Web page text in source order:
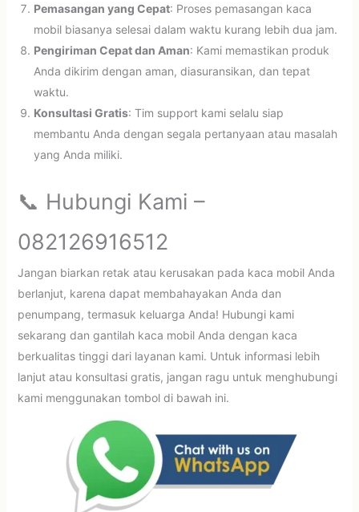
Pemasangan yang Cepat: Proses pemasangan kaca
mobil biasanya selesai dalam waktu kurang lebih dua jam.
Pengiriman Cepat dan Aman: Kami memastikan produk
Anda dikirim dengan aman, diasuransikan, dan tepat
waktu.
Konsultasi Gratis: Tim support kami selalu siap
membantu Anda dengan segala pertanyaan atau masalah
yang Anda miliki.
📞 Hubungi Kami –
082126916512
Jangan biarkan retak atau kerusakan pada kaca mobil Anda
berlanjut, karena dapat membahayakan Anda dan
penumpang, termasuk keluarga Anda! Hubungi kami
sekarang dan gantilah kaca mobil Anda dengan kaca
berkualitas tinggi dari layanan kami. Untuk informasi lebih
lanjut atau konsultasi gratis, jangan ragu untuk menghubungi
kami menggunakan tombol di bawah ini.